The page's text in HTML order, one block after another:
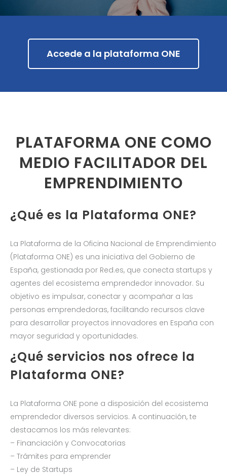
Accede a la plataforma ONE
PLATAFORMA ONE COMO
MEDIO FACILITADOR DEL
EMPRENDIMIENTO
¿Qué es la Plataforma ONE?
La Plataforma de la Oficina Nacional de Emprendimiento
(Plataforma ONE) es una iniciativa del Gobierno de
España, gestionada por Red.es, que conecta startups y
agentes del ecosistema emprendedor innovador. Su
objetivo es impulsar, conectar y acompañar a las
personas emprendedoras, facilitando recursos clave
para desarrollar proyectos innovadores en España con
mayor seguridad y oportunidades.
¿Qué servicios nos ofrece la
Plataforma ONE?
La Plataforma ONE pone a disposición del ecosistema
emprendedor diversos servicios. A continuación, te
destacamos los más relevantes:
– Financiación y Convocatorias
– Trámites para emprender
– Ley de Startups